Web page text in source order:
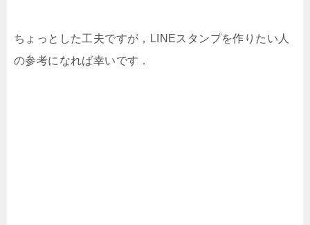
ちょっとした工夫ですが，LINEスタンプを作りたい人
の参考になれば幸いです．